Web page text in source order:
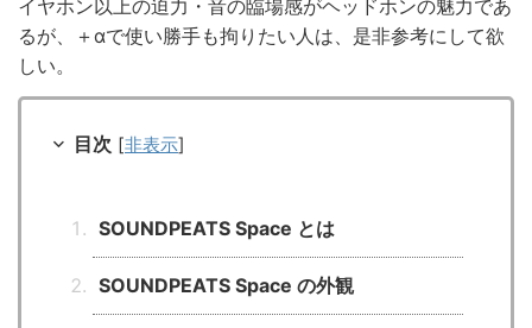
イヤホン以上の迫力・音の臨場感がヘッドホンの魅力であ
るが、＋αで使い勝手も拘りたい人は、是非参考にして欲
しい。
目次 [非表示]
SOUNDPEATS Space とは
SOUNDPEATS Space の外観